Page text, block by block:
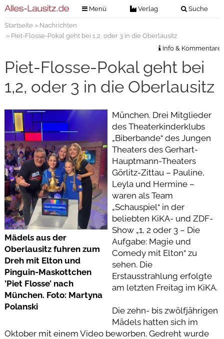
Menü Verlag Suche
Verlag
Kontakt
Veranstaltungstickets
Anzeigenannahme
Anzeigensuche
Digitale Ausgaben
Startseite» Nachrichten
» Piet-Flosse-Pokal geht bei 1,2, oder 3 in die Oberlausitz
Info & Kommentare
Piet-Flosse-Pokal geht bei
1,2, oder 3 in die Oberlausitz
Mädels aus der
Oberlausitz fuhren zum
Dreh mit Elton und
Pinguin-Maskottchen
’Piet Flosse’ nach
München. Foto: Martyna
Polanski
München. Drei Mitglieder
des Theaterkinderklubs
„Biberbande“ des Jungen
Theaters des Gerhart-
Hauptmann-Theaters
Görlitz-Zittau – Pauline,
Leyla und Hermine –
waren als Team
„Schauspiel“ in der
beliebten KiKA- und ZDF-
Show „1, 2 oder 3 – Die
Aufgabe: Magie und
Comedy mit Elton“ zu
sehen. Die
Erstausstrahlung erfolgte
am letzten Freitag im KiKA.
Die zehn- bis zwölfjährigen
Mädels hatten sich im
Oktober mit einem Video beworben. Gedreht wurde